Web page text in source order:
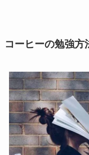
コーヒーの勉強方